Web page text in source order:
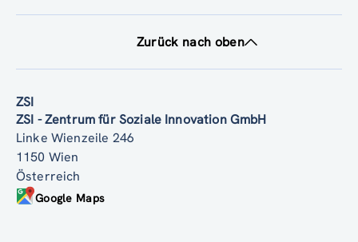
Zurück nach oben
ZSI
ZSI - Zentrum für Soziale Innovation GmbH
Linke Wienzeile 246
1150 Wien
Österreich
Google Maps